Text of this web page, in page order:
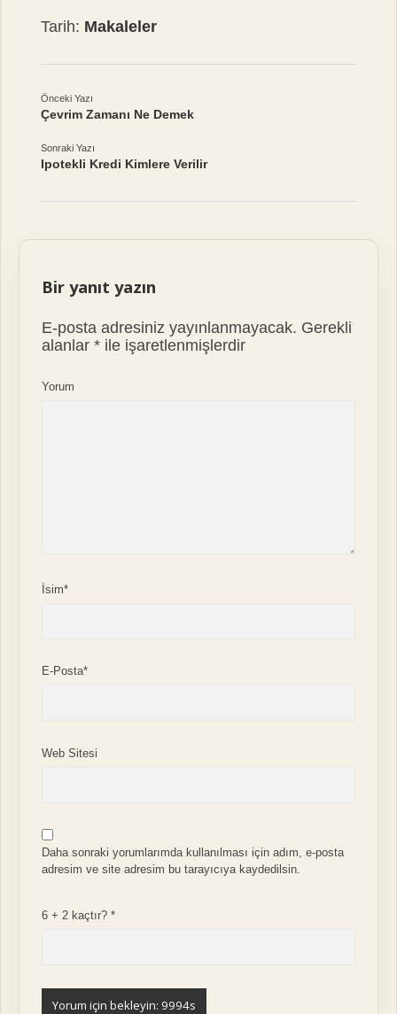
Tarih: Makaleler
Önceki Yazı
Çevrim Zamanı Ne Demek
Sonraki Yazı
Ipotekli Kredi Kimlere Verilir
Bir yanıt yazın
E-posta adresiniz yayınlanmayacak. Gerekli
alanlar* ile işaretlenmişlerdir
Yorum
İsim*
E-Posta*
Web Sitesi
Daha sonraki yorumlarımda kullanılması için adım, e-posta
adresim ve site adresim bu tarayıcıya kaydedilsin.
6 + 2 kaçtır?*